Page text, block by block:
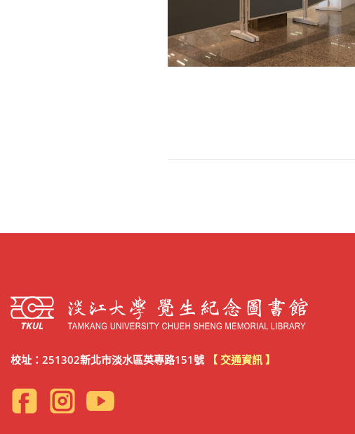
校址：251302新北市淡水區英專路151號 【 交通資訊 】